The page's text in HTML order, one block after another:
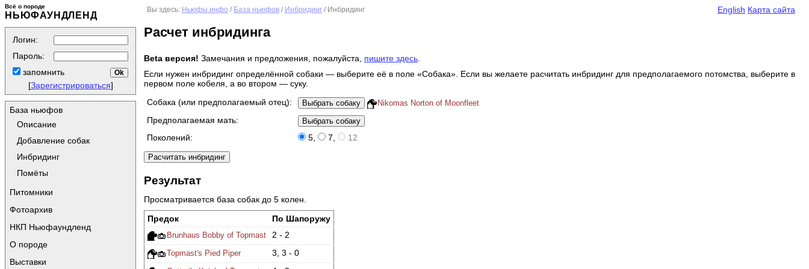
Всё о породе
НЬЮФАУНДЛЕНД
Логин:
Пароль:
запомнить
[Зарегистрироваться]
База ньюфов
Описание
Добавление собак
Инбридинг
Помёты
Питомники
Фотоархив
НКП Ньюфаундленд
О породе
Выставки
English Карта сайта
Вы здесь: Ньюфы.инфо / База ньюфов / Инбридинг / Инбридинг
Расчет инбридинга
Beta версия! Замечания и предложения, пожалуйста, пишите здесь
Если нужен инбридинг определённой собаки — выберите её в поле «Собака». Если вы желаете расчитать инбридинг для предполагаемого потомства, выберите в
первом поле кобеля, а во втором — суку.
Собака (или предполагаемый отец):
Nikomas Norton of Moonfleet
Предполагаемая мать:
Поколений:
5 7 12
Результат
Просматривается база собак до 5 колен.
Предок По Шапоружу
Brunhaus Bobby of Topmast 2 - 2
Topmast's Pied Piper 3, 3 - 0